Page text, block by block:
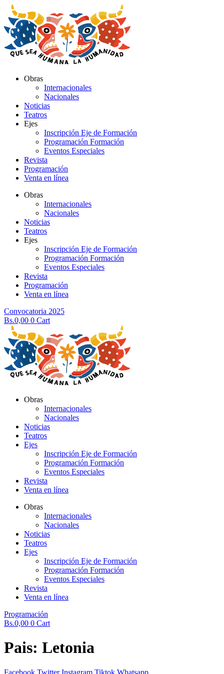
al
contenido
Obras
Internacionales
Nacionales
Noticias
Teatros
Ejes
Inscripción Eje de Formación
Programación Formación
Eventos Especiales
Revista
Programación
Venta en línea
Obras
Internacionales
Nacionales
Noticias
Teatros
Ejes
Inscripción Eje de Formación
Programación Formación
Eventos Especiales
Revista
Programación
Venta en línea
Convocatoria 2025
Bs.0,00 0 Cart
Obras
Internacionales
Nacionales
Noticias
Teatros
Ejes
Inscripción Eje de Formación
Programación Formación
Eventos Especiales
Revista
Venta en línea
Obras
Internacionales
Nacionales
Noticias
Teatros
Ejes
Inscripción Eje de Formación
Programación Formación
Eventos Especiales
Revista
Venta en línea
Programación
Bs.0,00 0 Cart
Pais: Letonia
Facebook Twitter Instagram Tiktok Whatsapp